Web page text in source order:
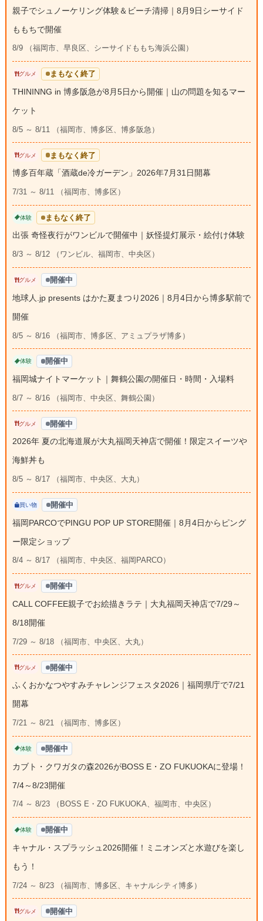
親子でシュノーケリング体験＆ビーチ清掃｜8月9日シーサイド
ももちで開催
8/9 （福岡市、早良区、シーサイドももち海浜公園）
グルメ まもなく終了
THININNG in 博多阪急が8月5日から開催｜山の問題を知るマー
ケット
8/5 ～ 8/11 （福岡市、博多区、博多阪急）
グルメ まもなく終了
博多百年蔵「酒蔵de冷ガーデン」2026年7月31日開幕
7/31 ～ 8/11 （福岡市、博多区）
体験 まもなく終了
出張 奇怪夜行がワンビルで開催中｜妖怪提灯展示・絵付け体験
8/3 ～ 8/12 （ワンビル、福岡市、中央区）
グルメ 開催中
地球人.jp presents はかた夏まつり2026｜8月4日から博多駅前で
開催
8/5 ～ 8/16 （福岡市、博多区、アミュプラザ博多）
体験 開催中
福岡城ナイトマーケット｜舞鶴公園の開催日・時間・入場料
8/7 ～ 8/16 （福岡市、中央区、舞鶴公園）
グルメ 開催中
2026年 夏の北海道展が大丸福岡天神店で開催！限定スイーツや
海鮮丼も
8/5 ～ 8/17 （福岡市、中央区、大丸）
買い物 開催中
福岡PARCOでPINGU POP UP STORE開催｜8月4日からピング
ー限定ショップ
8/4 ～ 8/17 （福岡市、中央区、福岡PARCO）
グルメ 開催中
CALL COFFEE親子でお絵描きラテ｜大丸福岡天神店で7/29～
8/18開催
7/29 ～ 8/18 （福岡市、中央区、大丸）
グルメ 開催中
ふくおかなつやすみチャレンジフェスタ2026｜福岡県庁で7/21
開幕
7/21 ～ 8/21 （福岡市、博多区）
体験 開催中
カブト・クワガタの森2026がBOSS E・ZO FUKUOKAに登場！
7/4～8/23開催
7/4 ～ 8/23 （BOSS E・ZO FUKUOKA、福岡市、中央区）
体験 開催中
キャナル・スプラッシュ2026開催！ミニオンズと水遊びを楽し
もう！
7/24 ～ 8/23 （福岡市、博多区、キャナルシティ博多）
グルメ 開催中